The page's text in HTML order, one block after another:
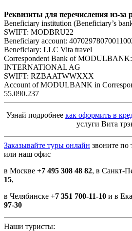
Реквизиты для перечисления из-за
Beneficiary institution (Beneficiary’s
SWIFT: MODBRU22
Beneficiary account:
Beneficiary: LLC Vita travel
Correspondent Bank of
INTERNATIONAL AG
SWIFT: RZBAATWWXXX
Account of MODULBANK in
55.090.237
Узнай подробнее как оформить в
услуги Вита
Заказывайте туры онлайн звоните по
или наш офис
в Москве +7 495 308 48 82, в Санкт-
15,
в Челябинске +7 351 700-11-10 и в
97-30
Наши туристы: